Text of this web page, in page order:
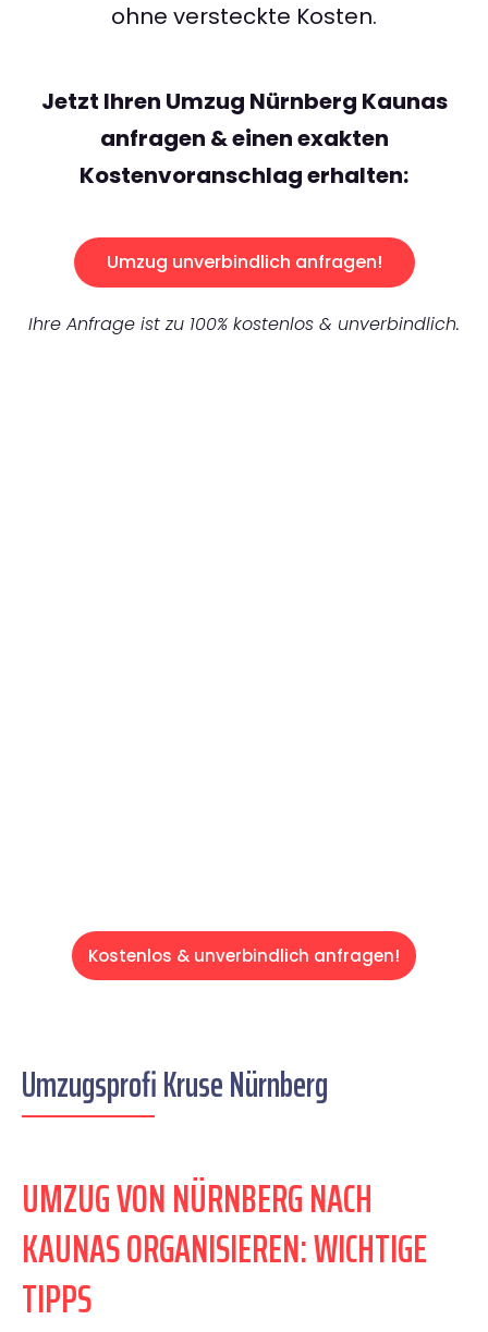
ohne versteckte Kosten.
Jetzt Ihren Umzug Nürnberg Kaunas
anfragen & einen exakten
Kostenvoranschlag erhalten:
Umzug unverbindlich anfragen!
Ihre Anfrage ist zu 100% kostenlos & unverbindlich.
Kostenlos & unverbindlich anfragen!
Umzugsprofi Kruse Nürnberg
UMZUG VON NÜRNBERG NACH
KAUNAS ORGANISIEREN: WICHTIGE
TIPPS